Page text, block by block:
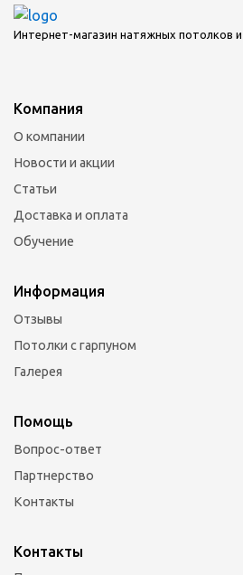
Интернет-магазин натяжных потолков
Компания
О компании
Новости и акции
Статьи
Доставка и оплата
Обучение
Информация
Отзывы
Потолки с гарпуном
Галерея
Помощь
Вопрос-ответ
Партнерство
Контакты
Контакты